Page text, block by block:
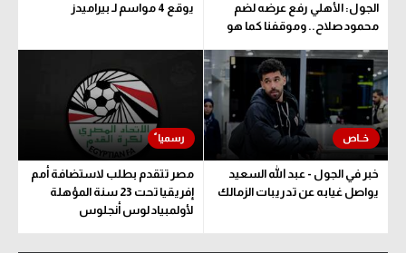
الجول: الأهلي رفع عرضه لضم
محمود صلاح.. وموقفنا كما هو
يوقع 4 مواسم لـ بيراميدز
خبر في الجول - عبد الله السعيد
يواصل غيابه عن تدريبات الزمالك
مصر تتقدم بطلب لاستضافة أمم
إفريقيا تحت 23 سنة المؤهلة
لأولمبياد لوس أنجلوس